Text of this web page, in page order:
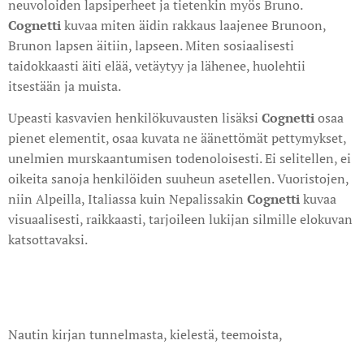
neuvoloiden lapsiperheet ja tietenkin myös Bruno.
Cognettikuvaa miten äidin rakkaus laajenee Brunoon,
Brunon lapsen äitiin, lapseen. Miten sosiaalisesti
taidokkaasti äiti elää, vetäytyy ja lähenee, huolehtii
itsestään ja muista.
Upeasti kasvavien henkilökuvausten lisäksi Cognettiosaa
pienet elementit, osaa kuvata ne äänettömät pettymykset,
unelmien murskaantumisen todenoloisesti. Ei selitellen, ei
oikeita sanoja henkilöiden suuheun asetellen. Vuoristojen,
niin Alpeilla, Italiassa kuin Nepalissakin Cognettikuvaa
visuaalisesti, raikkaasti, tarjoileen lukijan silmille elokuvan
katsottavaksi.
Nautin kirjan tunnelmasta, kielestä, teemoista,